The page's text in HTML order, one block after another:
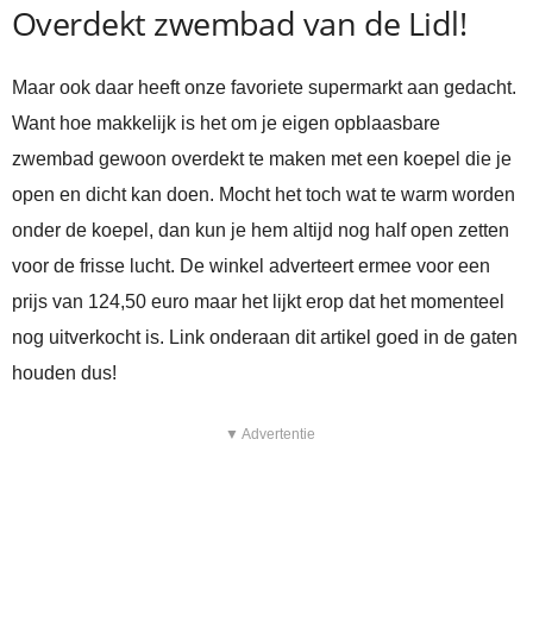
Overdekt zwembad van de Lidl!
Maar ook daar heeft onze favoriete supermarkt aan gedacht.
Want hoe makkelijk is het om je eigen opblaasbare
zwembad gewoon overdekt te maken met een koepel die je
open en dicht kan doen. Mocht het toch wat te warm worden
onder de koepel, dan kun je hem altijd nog half open zetten
voor de frisse lucht. De winkel adverteert ermee voor een
prijs van 124,50 euro maar het lijkt erop dat het momenteel
nog uitverkocht is. Link onderaan dit artikel goed in de gaten
houden dus!
▼ Advertentie